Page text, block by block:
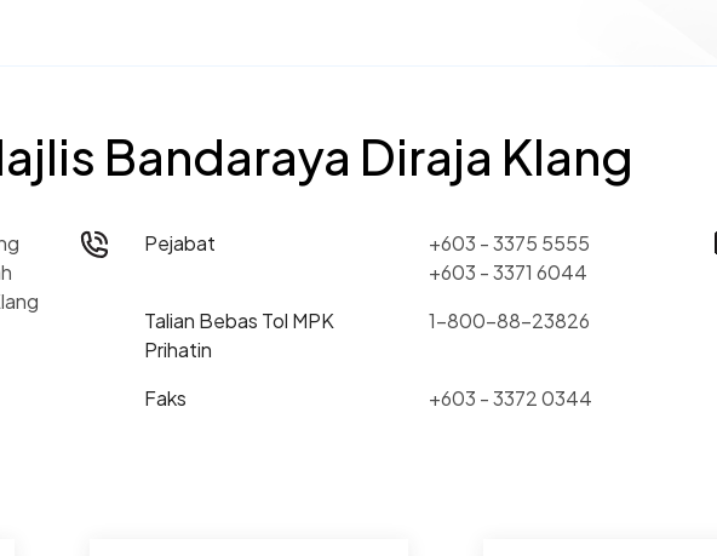
Bandaraya Diraja Klang
Pejabat
+603 - 3375 5555
+603 - 3371 6044
Talian Bebas Tol MPK
Prihatin
1-800-88-23826
Faks +603 - 3372 0344